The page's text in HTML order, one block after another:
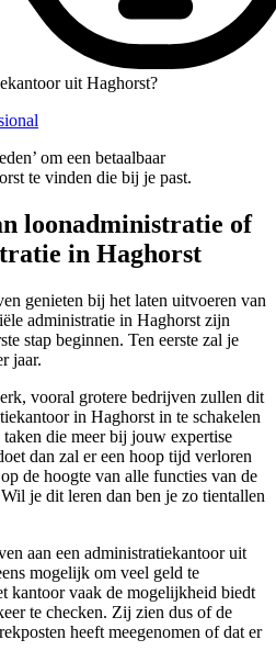
uit Haghorst?
om een betaalbaar
te vinden die bij je past.
loonadministratie of
in Haghorst
genieten bij het laten uitvoeren van
administratie in Haghorst zijn
stap beginnen. Ten eerste zal je
jaar.
vooral grotere bedrijven zullen dit
in Haghorst in te schakelen
die meer bij jouw expertise
dan zal er een hoop tijd verloren
de hoogte van alle functies van de
je dit leren dan ben je zo tientallen
aan een administratiekantoor uit
mogelijk om veel geld te
kantoor vaak de mogelijkheid biedt
te checken. Zij zien dus of de
heeft meegenomen of dat er